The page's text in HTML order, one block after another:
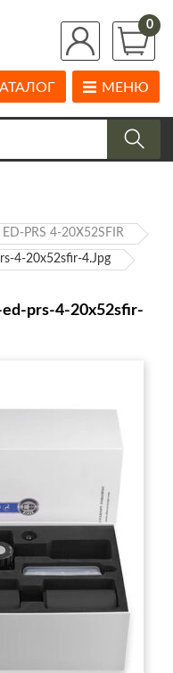
0
МЕНЮ
PRS 4-20X52SFIR
4-20x52sfir-4.jpg
prs-4-20x52sfir-